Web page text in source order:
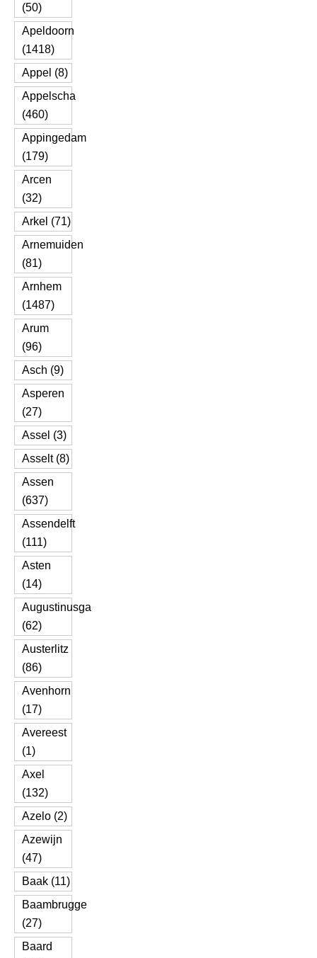
(50)
Apeldoorn
(1418)
Appel (8)
Appelscha
(460)
Appingedam
(179)
Arcen
(32)
Arkel (71)
Arnemuiden
(81)
Arnhem
(1487)
Arum
(96)
Asch (9)
Asperen
(27)
Assel (3)
Asselt (8)
Assen
(637)
Assendelft
(111)
Asten
(14)
Augustinusga
(62)
Austerlitz
(86)
Avenhorn
(17)
Avereest
(1)
Axel
(132)
Azelo (2)
Azewijn
(47)
Baak (11)
Baambrugge
(27)
Baard